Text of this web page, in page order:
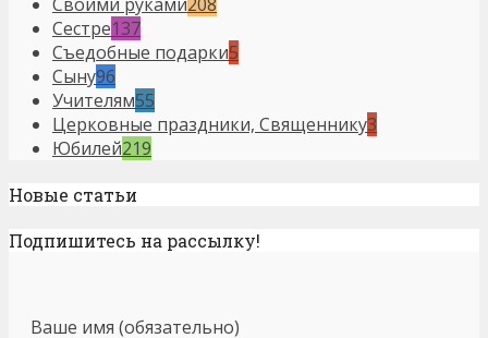
Сестре137
Съедобные подарки5
Сыну96
Учителям55
Церковные праздники, Священнику3
Юбилей219
Новые статьи
Подпишитесь на рассылку!
Ваше имя (обязательно)